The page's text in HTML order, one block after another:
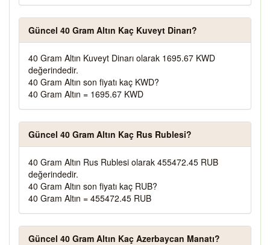
Güncel 40 Gram Altın Kaç Kuveyt Dinarı?
40 Gram Altın Kuveyt Dinarı olarak 1695.67 KWD
değerindedir.
40 Gram Altın son fiyatı kaç KWD?
40 Gram Altın = 1695.67 KWD
Güncel 40 Gram Altın Kaç Rus Rublesi?
40 Gram Altın Rus Rublesi olarak 455472.45 RUB
değerindedir.
40 Gram Altın son fiyatı kaç RUB?
40 Gram Altın = 455472.45 RUB
Güncel 40 Gram Altın Kaç Azerbaycan Manatı?